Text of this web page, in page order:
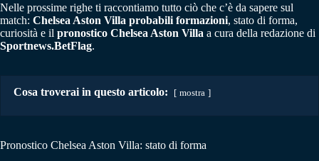
Nelle prossime righe ti raccontiamo tutto ciò che c’è da sapere sul
match: Chelsea Aston Villa probabili formazioni, stato di forma,
curiosità e il pronostico Chelsea Aston Villa a cura della redazione di
Sportnews.BetFlag.
Cosa troverai in questo articolo: mostra
Pronostico Chelsea Aston Villa: stato di forma